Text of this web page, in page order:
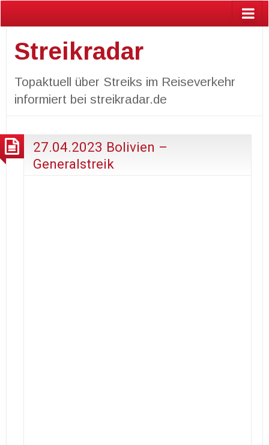
Streikradar
Topaktuell über Streiks im Reiseverkehr
informiert bei streikradar.de
27.04.2023 Bolivien –
Generalstreik